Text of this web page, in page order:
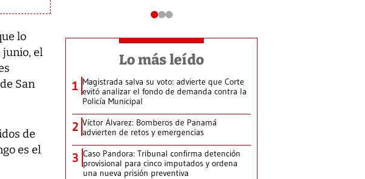
lo
junio, el
San
de
es el
Lo más leído
1 Magistrada salva su voto: advierte que Corte
evitó analizar el fondo de demanda contra la
Policía Municipal
2 Víctor Álvarez: Bomberos de Panamá
advierten de retos y emergencias
3 Caso Pandora: Tribunal confirma detención
provisional para cinco imputados y ordena
una nueva prisión preventiva